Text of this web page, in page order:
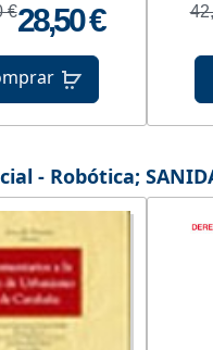
€28,50 €
- Robótica;